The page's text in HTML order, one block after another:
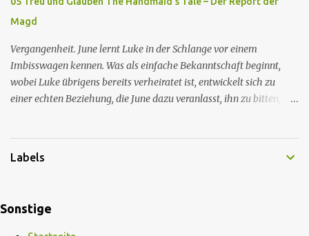
Schwangerschaft verantwortlich gemacht würde. June lehnt ab,
auch wenn dies das Scheitern der Zeremonie bedeutet. Während
des versprochenen Scrabble-Spiels fragt June Fred nach der
Bedeutung des lat...
Magd
Vergangenheit. June lernt Luke in der Schlange vor einem
Imbisswagen kennen. Was als einfache Bekanntschaft beginnt,
wobei Luke übrigens bereits verheiratet ist, entwickelt sich zu
einer echten Beziehung, die June dazu veranlasst, ihn zu bitten,
aus dem Exil zurückgekehrt ist und nun die Magd Distephen ist.
wissen. June wirft dem Kommandanten vor, sie während des
Geschlechtsverkehrs unangemessen berührt zu haben, woraufhin
Labels
Sonstige